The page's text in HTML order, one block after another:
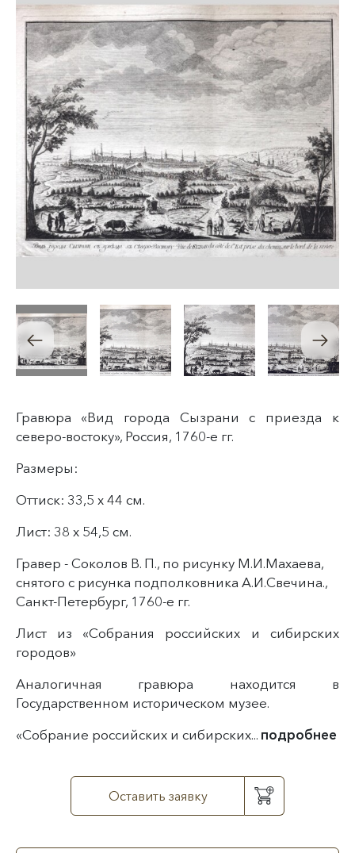
Гравюра «Вид города Сызрани с приезда к
северо-востоку», Россия, 1760-е гг.
Размеры:
Оттиск: 33,5 х 44 см.
Лист: 38 х 54,5 см.
Гравер - Соколов В. П., по рисунку М.И.Махаева,
снятого с рисунка подполковника А.И.Свечина.,
Санкт-Петербург, 1760-е гг.
Лист из «Собрания российских и сибирских
городов»
Аналогичная гравюра находится в
Государственном историческом музее.
«Собрание российских и сибирских... подробнее
Оставить заявку